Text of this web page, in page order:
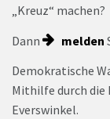
„Kreuz“ machen?
Dann
melden
Demokratische
Mithilfe durch die
Everswinkel.